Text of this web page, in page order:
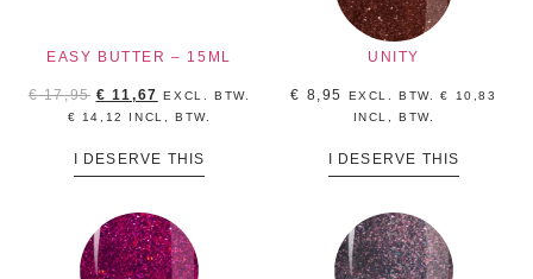
EASY BUTTER – 15ML
€17,95 € 11,67 EXCL. BTW.
€
14,12 INCL, BTW.
I DESERVE THIS
UNITY
€ 8,95 EXCL. BTW.€
10,83
INCL, BTW.
I DESERVE THIS